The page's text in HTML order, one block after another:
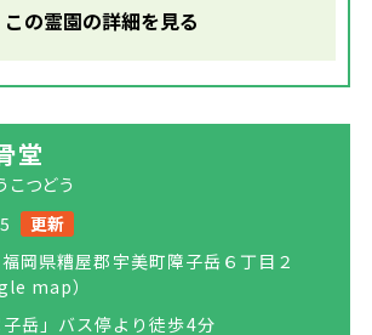
この霊園の詳細を見る
堂
つどう
更新
岡県糟屋郡宇美町障子岳６丁目２
map）
岳」バス停より徒歩4分